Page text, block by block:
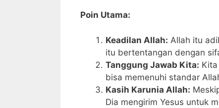
Poin Utama:
Keadilan Allah: Allah itu
itu bertentangan dengan
Tanggung Jawab Kita:
bisa memenuhi standar
Kasih Karunia Allah:
Dia mengirim Yesus untuk